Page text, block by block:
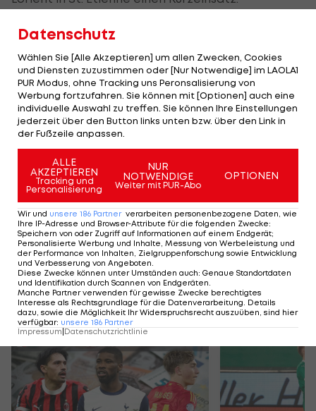
Der neunfache ÖFB-Team-Stürmer kommt in der
Zeitpunkt sind die Tore bereits gefallen. ÖFB-U21-
Nationalspieler Daniliuc sieht das 0:0 seines OGC
Nizza gegenStade Reims nur von der Ersatzbank
aus.
Clermont Foot gewinnt mit Ex-Hartberger Jodel
Dossou 2:0 bei Girondins Bordeaux.
VIDEO: Das sagt Messi zu seinem Barca-Abgang
Mehr zum Thema
Datenschutz
Wählen Sie [Alle Akzeptieren] um allen Zwecken, Cookies
und Diensten zuzustimmen oder [Nur Notwendige] im LAOLA1
PUR Modus, ohne Tracking uns Peronsalisierung von
Werbung fortzufahren. Sie können mit [Optionen] auch eine
individuelle Auswahl zu treffen. Sie können Ihre Einstellungen
jederzeit über den Button links unten bzw. über den Link in
der Fußzeile anpassen.
ALLE
AKZEPTIEREN
Tracking und
Personalisierung
NUR
NOTWENDIGE
Weiter mit PUR-Abo
OPTIONEN
Wir und unsere 186 Partner verarbeiten personenbezogene Daten, wie
Ihre IP-Adresse und Browser-Attribute für die folgenden Zwecke:
Speichern von oder Zugriff auf Informationen auf einem Endgerät;
Personalisierte Werbung und Inhalte, Messung von Werbeleistung und
der Performance von Inhalten, Zielgruppenforschung sowie Entwicklung
und Verbesserung von Angeboten.
Diese Zwecke können unter Umständen auch: Genaue Standortdaten
und Identifikation durch Scannen von Endgeräten.
Manche Partner verwenden für gewisse Zwecke berechtigtes
Interesse als Rechtsgrundlage für die Datenverarbeitung. Details
dazu, sowie die Möglichkeit Ihr Widerspruchsrecht auszuüben, sind hier
verfügbar: unsere 186 Partner
Impressum Datenschutzrichtlinie